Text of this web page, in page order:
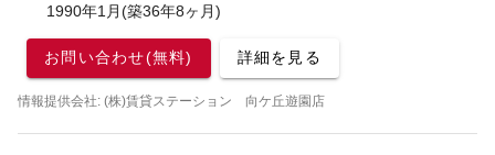
1990年1月(築36年8ヶ月)
お問い合わせ(無料) 詳細を見る
情報提供会社: (株)賃貸ステーション 向ケ丘遊園店